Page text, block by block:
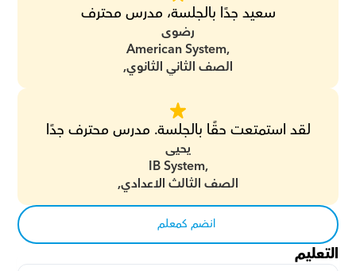
سعيد جدًا بالجلسة، مدرس محترف
رضوى
الصف الثاني الثانوي,
American System,
لقد استمتعت حقًا بالجلسة. مدرس محترف جدًا
يحيى
الصف الثالث الاعدادي,
IB System,
انضم كمعلم
التعليم